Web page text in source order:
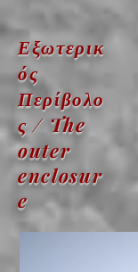
Εξωτερικ
ός
Περίβολο
ς / The
outer
enclosur
e